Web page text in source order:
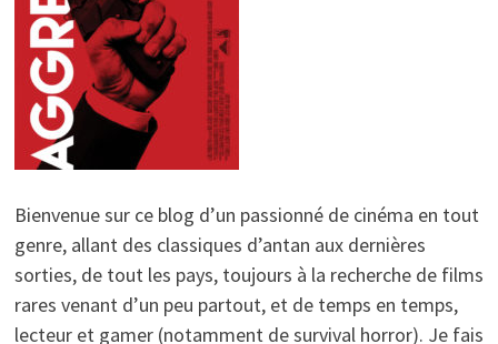
Bienvenue sur ce blog d’un passionné de cinéma en tout
genre, allant des classiques d’antan aux dernières
sorties, de tout les pays, toujours à la recherche de films
rares venant d’un peu partout, et de temps en temps,
lecteur et gamer (notamment de survival horror). Je fais